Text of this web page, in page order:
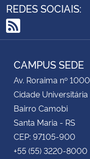
REDES SOCIAIS:
RSS
CAMPUS SEDE
Av. Roraima nº 1000
Cidade Universitária
Bairro Camobi
Santa Maria - RS
CEP: 97105-900
+55 (55) 3220-8000